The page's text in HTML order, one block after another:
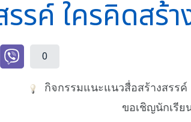
รค์ ใครคิดสร้
0
กิจกรรมแนะแนวสื่อสร้างสรร
ขอเชิญนักเรีย